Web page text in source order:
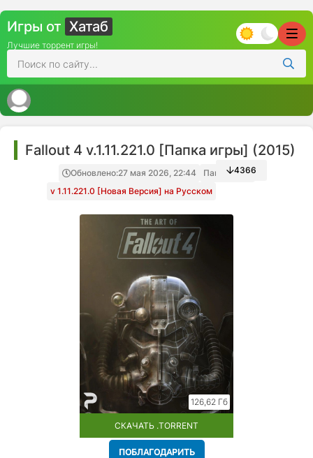
Игры от Хатаб
Лучшие торрент игры!
Fallout 4 v.1.11.221.0 [Папка игры] (2015)
Обновлено:27 мая 2026, 22:44
Папка игры
v 1.11.221.0 [Новая Версия] на Русском
4366
126,62 Гб
СКАЧАТЬ .TORRENT
ПОБЛАГОДАРИТЬ